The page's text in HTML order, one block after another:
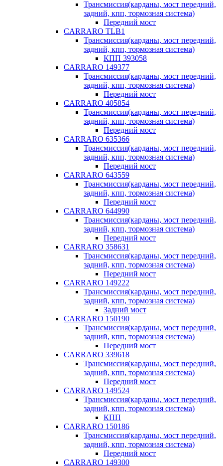
Трансмиссия(карданы, мост передний,
задний, кпп, тормозная система)
Передний мост
CARRARO TLB1
Трансмиссия(карданы, мост передний,
задний, кпп, тормозная система)
КПП 393058
CARRARO 149377
Трансмиссия(карданы, мост передний,
задний, кпп, тормозная система)
Передний мост
CARRARO 405854
Трансмиссия(карданы, мост передний,
задний, кпп, тормозная система)
Передний мост
CARRARO 635366
Трансмиссия(карданы, мост передний,
задний, кпп, тормозная система)
Передний мост
CARRARO 643559
Трансмиссия(карданы, мост передний,
задний, кпп, тормозная система)
Передний мост
CARRARO 644990
Трансмиссия(карданы, мост передний,
задний, кпп, тормозная система)
Передний мост
CARRARO 358631
Трансмиссия(карданы, мост передний,
задний, кпп, тормозная система)
Передний мост
CARRARO 149222
Трансмиссия(карданы, мост передний,
задний, кпп, тормозная система)
Задний мост
CARRARO 150190
Трансмиссия(карданы, мост передний,
задний, кпп, тормозная система)
Передний мост
CARRARO 339618
Трансмиссия(карданы, мост передний,
задний, кпп, тормозная система)
Передний мост
CARRARO 149524
Трансмиссия(карданы, мост передний,
задний, кпп, тормозная система)
КПП
CARRARO 150186
Трансмиссия(карданы, мост передний,
задний, кпп, тормозная система)
Передний мост
CARRARO 149300